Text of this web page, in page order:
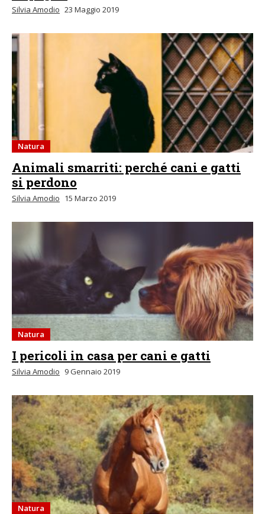
Silvia Amodio 23 Maggio 2019
Natura
Animali smarriti: perché cani e gatti
si perdono
Silvia Amodio 15 Marzo 2019
Natura
I pericoli in casa per cani e gatti
Silvia Amodio 9 Gennaio 2019
Natura